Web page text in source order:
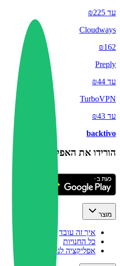
עד ₪225
Cloudways
₪162
Preply
עד ₪44
TurboVPN
עד ₪43
backtivo
הורידו את האפליקציה
מוצר
איך זה עובד
כל החנויות
אפליקציה לנייד